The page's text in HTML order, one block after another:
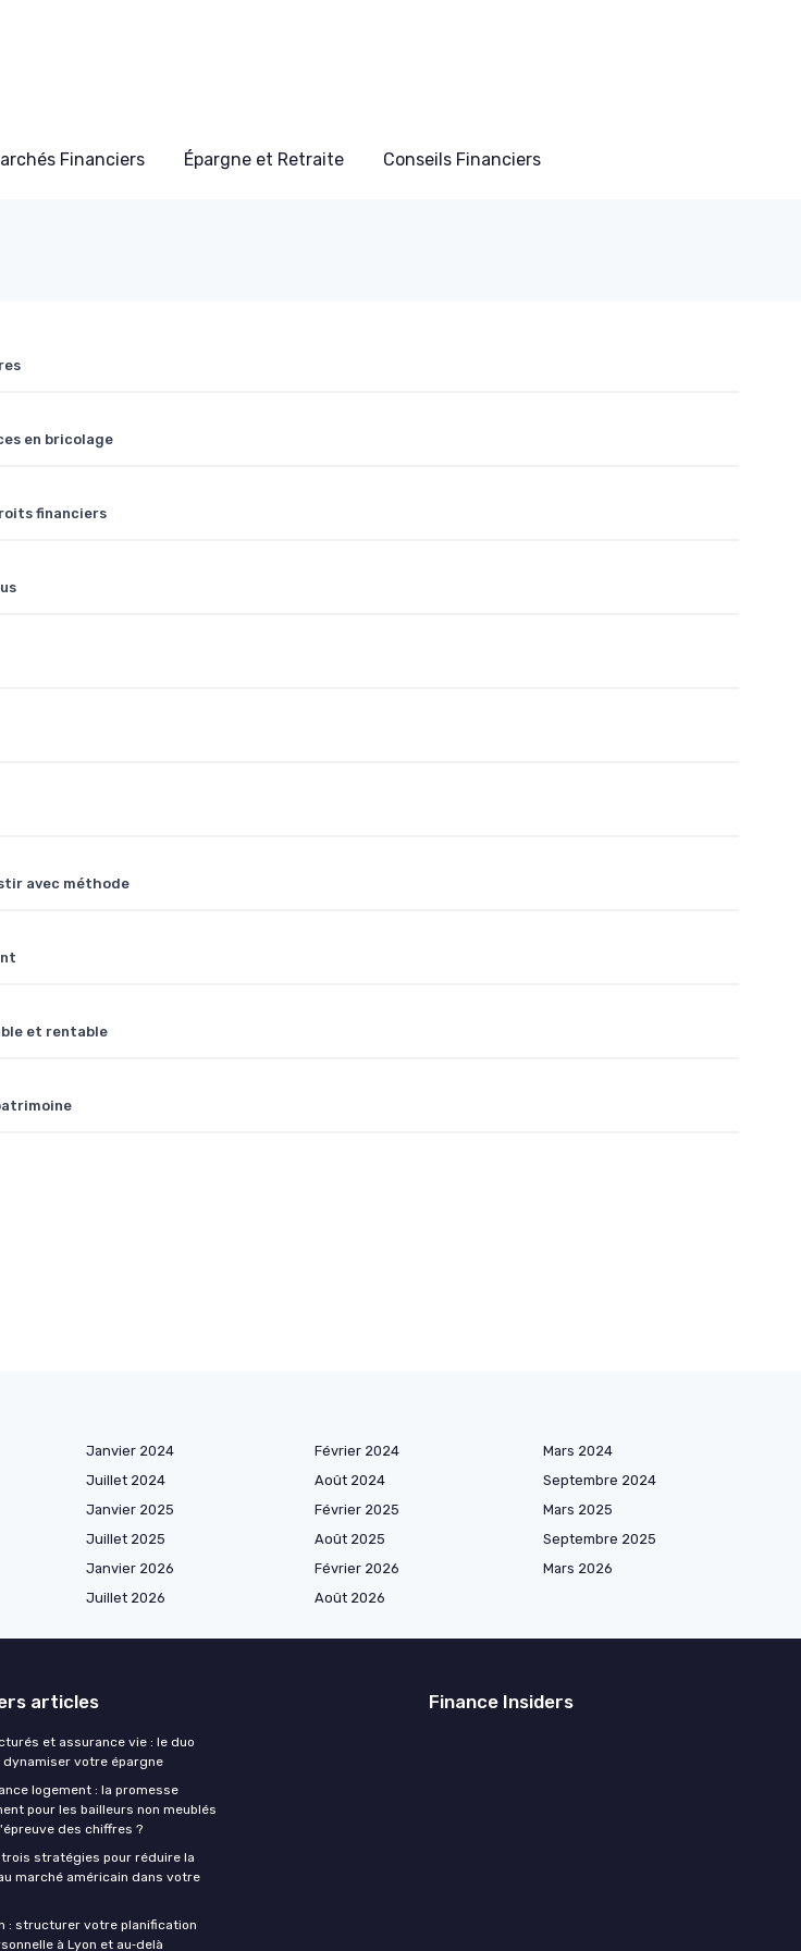
Financiers Épargne et Retraite Conseils Financiers
en bricolage
financiers
avec méthode
et rentable
Janvier 2024 Février 2024
Mars 2024
Juillet 2024 Août 2024
Septembre 2024
Janvier 2025 Février 2025
Mars 2025
Juillet 2025 Août 2025
Septembre 2025
Janvier 2026 Février 2026
Mars 2026
Juillet 2026 Août 2026
articles
et assurance vie : le duo
votre épargne
logement : la promesse
pour les bailleurs non meublés
des chiffres ?
trois stratégies pour réduire la
marché américain dans votre
: structurer votre planification
à Lyon et au‑delà
Finance Insiders